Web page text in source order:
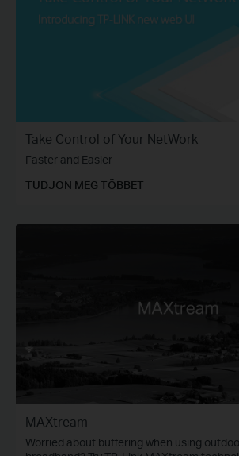
Take Control of Your NetWork
Faster and Easier
TUDJON MEG TÖBBET
MAXtream
Worried about buffering when using